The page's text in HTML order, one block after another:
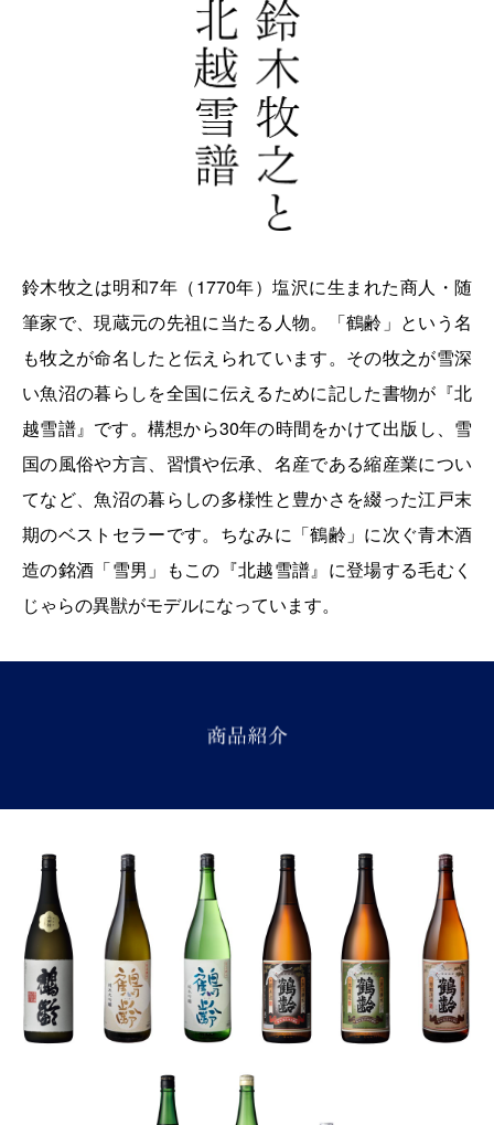
鈴木牧之は明和7年（1770年）塩沢に生まれた商人・随
筆家で、現蔵元の先祖に当たる人物。「鶴齢」という名
も牧之が命名したと伝えられています。その牧之が雪深
い魚沼の暮らしを全国に伝えるために記した書物が『北
越雪譜』です。構想から30年の時間をかけて出版し、雪
国の風俗や方言、習慣や伝承、名産である縮産業につい
てなど、魚沼の暮らしの多様性と豊かさを綴った江戸末
期のベストセラーです。ちなみに「鶴齢」に次ぐ青木酒
造の銘酒「雪男」もこの『北越雪譜』に登場する毛むく
じゃらの異獣がモデルになっています。